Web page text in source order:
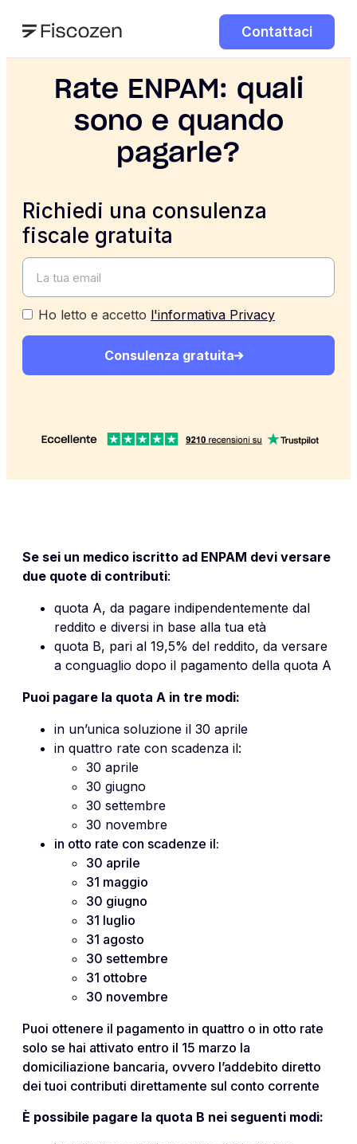
Contattaci
Rate ENPAM: quali
sono e quando
pagarle?
Richiedi una consulenza
fiscale gratuita
Ho letto e accetto l'informativa Privacy
Consulenza gratuita
Se sei un medico iscritto ad ENPAM devi versare
due quote di contributi:
quota A, da pagare indipendentemente dal
reddito e diversi in base alla tua età
quota B, pari al 19,5% del reddito, da versare
a conguaglio dopo il pagamento della quota A
Puoi pagare la quota A in tre modi:
in un’unica soluzione il 30 aprile
in quattro rate con scadenza il:
30 aprile
30 giugno
30 settembre
30 novembre
in otto rate con scadenze il:
30 aprile
31 maggio
30 giugno
31 luglio
31 agosto
30 settembre
31 ottobre
30 novembre
Puoi ottenere il pagamento in quattro o in otto rate
solo se hai attivato entro il 15 marzo la
domiciliazione bancaria, ovvero l’addebito diretto
dei tuoi contributi direttamente sul conto corrente
È possibile pagare la quota B nei seguenti modi: